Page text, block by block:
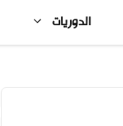
الدوريات